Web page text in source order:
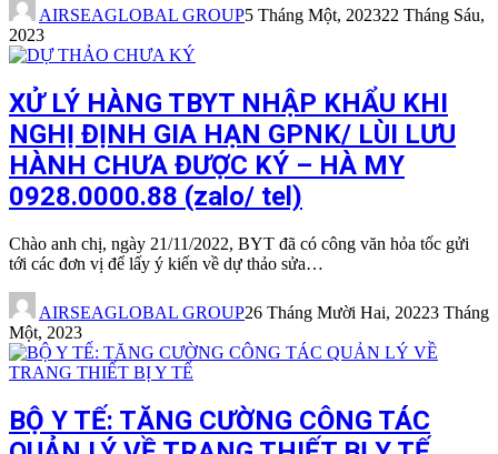
AIRSEAGLOBAL GROUP5 Tháng Một, 202322 Tháng Sáu,
2023
XỬ LÝ HÀNG TBYT NHẬP KHẨU KHI
NGHỊ ĐỊNH GIA HẠN GPNK/ LÙI LƯU
HÀNH CHƯA ĐƯỢC KÝ – HÀ MY
0928.0000.88 (zalo/ tel)
Chào anh chị, ngày 21/11/2022, BYT đã có công văn hỏa tốc gửi
tới các đơn vị để lấy ý kiến về dự thảo sửa…
AIRSEAGLOBAL GROUP26 Tháng Mười Hai, 20223 Tháng
Một, 2023
BỘ Y TẾ: TĂNG CƯỜNG CÔNG TÁC